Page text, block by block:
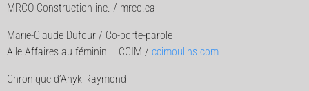
MRCO Construction inc. / mrco.ca
Marie-Claude Dufour / Co-porte-parole
Aile Affaires au féminin – CCIM / ccimoulins.com
Chronique d’Anyk Raymond